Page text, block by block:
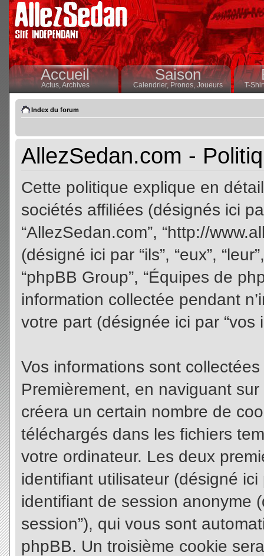
Accueil
Actus,Archives
Saison
Calendrier,Pronos, Joueurs T-
Index du forum
AllezSedan.com -
Cette politique explique en
sociétés affiliées (désignés ici
“AllezSedan.com”, “http://
(désigné ici par “ils”, “eux”,
“phpBB Group”, “Équipes de
information collectée pendant
votre part (désignée ici par “vos
Vos informations sont
Premièrement, en naviguant
créera un certain nombre de
téléchargés dans les fichiers
votre ordinateur. Les deux
identifiant utilisateur (désigné ici
identifiant de session anonyme
session”), qui vous sont
phpBB. Un troisième cookie